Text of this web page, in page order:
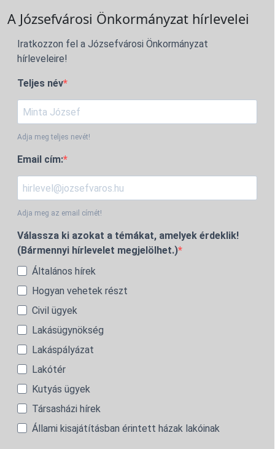
A Józsefvárosi Önkormányzat hírlevelei
Iratkozzon fel a Józsefvárosi Önkormányzat
hírleveleire!
Teljes név
Adja meg teljes nevét!
Email cím:
Adja meg az email címét!
Válassza ki azokat a témákat, amelyek érdeklik!
(Bármennyi hírlevelet megjelölhet.)
Általános hírek
Hogyan vehetek részt
Civil ügyek
Lakásügynökség
Lakáspályázat
Lakótér
Kutyás ügyek
Társasházi hírek
Állami kisajátításban érintett házak lakóinak